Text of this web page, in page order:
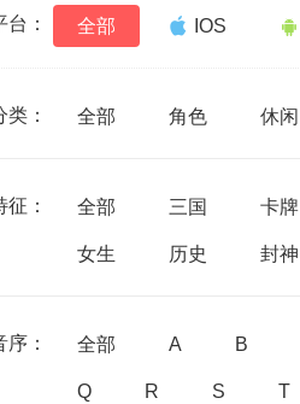
： 全部 IOS
： 全部 角色 休闲
： 全部 三国 卡牌
女生 历史 封神
： 全部 A B
Q R S T